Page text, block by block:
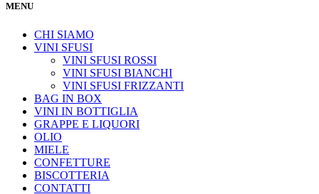
MENU
CHI SIAMO
VINI SFUSI
VINI SFUSI ROSSI
VINI SFUSI BIANCHI
VINI SFUSI FRIZZANTI
BAG IN BOX
VINI IN BOTTIGLIA
GRAPPE E LIQUORI
OLIO
MIELE
CONFETTURE
BISCOTTERIA
CONTATTI